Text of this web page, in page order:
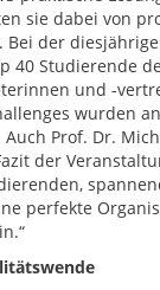
sie dabei von
Bei der
40 Studierende
und -
wurden
Prof. Dr.
der
perfekte